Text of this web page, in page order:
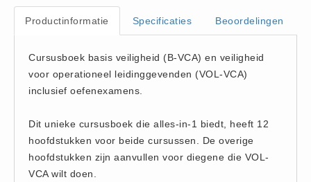
AED elektroden (18)
Beademings materialen (6)
AED trainers (14)
BHV kasten (5)
BHV Kleding
Hesjes (9)
Productinformatie Specificaties Beoordelingen
Cursusboek basis veiligheid (B-VCA) en veiligheid
voor operationeel leidinggevenden (VOL-VCA)
inclusief oefenexamens.
Dit unieke cursusboek die alles-in-1 biedt, heeft 12
hoofdstukken voor beide cursussen. De overige
hoofdstukken zijn aanvullen voor diegene die VOL-
VCA wilt doen.